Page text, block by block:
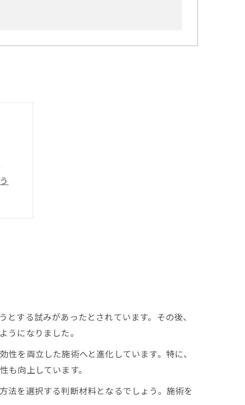
する試みがあったとされています。その後、
になりました。
を両立した施術へと進化しています。特に、
向上しています。
法を選択する判断材料となるでしょう。施術を